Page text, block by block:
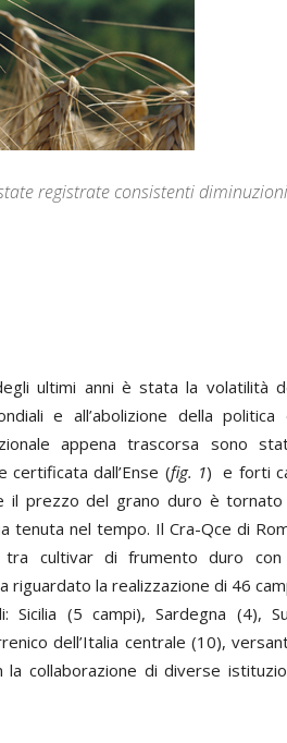
registrate consistenti diminuzioni
ultimi anni è stata la volatilità
e all’abolizione della politica
appena trascorsa sono
dall’Ense (fig. 1) e forti
il prezzo del grano duro è tornato
tenuta nel tempo. Il Cra-Qce di
tra cultivar di frumento duro
riguardato la realizzazione di 46
(5 campi), Sardegna (4),
dell’Italia centrale (10),
collaborazione di diverse